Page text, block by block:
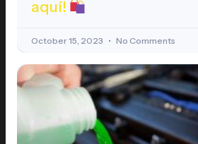
aquí!
October 15, 2023 No Comments